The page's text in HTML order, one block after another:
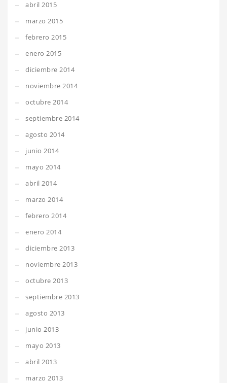
abril 2015
marzo 2015
febrero 2015
enero 2015
diciembre 2014
noviembre 2014
octubre 2014
septiembre 2014
agosto 2014
junio 2014
mayo 2014
abril 2014
marzo 2014
febrero 2014
enero 2014
diciembre 2013
noviembre 2013
octubre 2013
septiembre 2013
agosto 2013
junio 2013
mayo 2013
abril 2013
marzo 2013